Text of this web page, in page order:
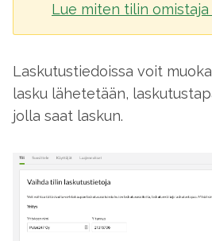
Lue miten tilin
Laskutustiedoissa voit
lasku lähetetään,
jolla saat laskun.